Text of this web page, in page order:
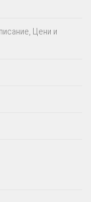
Цени и